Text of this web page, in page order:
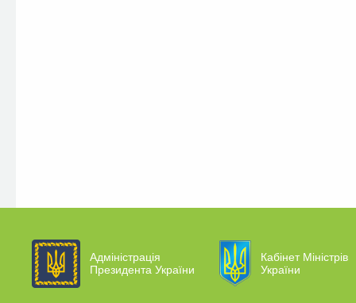
Адміністрація
Президента України
Кабінет Міністрів
України